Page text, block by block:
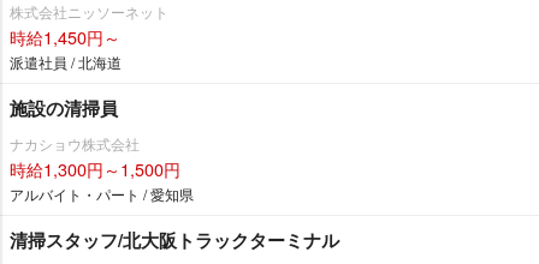
株式会社ニッソーネット
時給1,450円～
派遣社員 / 北海道
施設の清掃員
ナカショウ株式会社
時給1,300円～1,500円
アルバイト・パート / 愛知県
清掃スタッフ/北大阪トラックターミナル